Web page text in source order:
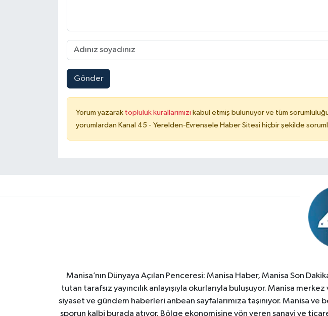
Gönder
Yorum yazarak topluluk kurallarımızı kabul etmiş bulunuyor ve tüm
yorumlardan Kanal 45 - Yerelden-Evrensele Haber Sitesi hiçbir şekilde
Manisa’nın Dünyaya Açılan Penceresi: Manisa Haber, Manisa Son
tutan tarafsız yayıncılık anlayışıyla okurlarıyla buluşuyor. Manisa
siyaset ve gündem haberleri anbean sayfalarımıza taşınıyor. Manisa
sporun kalbi burada atıyor. Bölge ekonomisine yön veren sanayi ve